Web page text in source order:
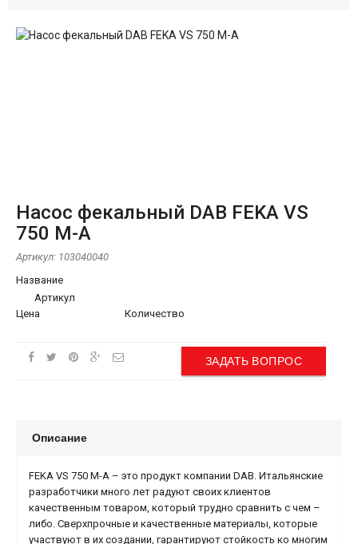
Насос фекальный DAB FEKA VS
750 M-A
Артикул: 103040040
Название
Артикул
Цена
Количество
ЗАДАТЬ ВОПРОС
Описание
FEKA VS 750 M-A – это продукт компании DAB. Итальянские
разработчики много лет радуют своих клиентов
качественным товаром, который трудно сравнить с чем –
либо. Сверхпрочные и качественные материалы, которые
участвуют в их создании, гарантируют стойкость ко многим